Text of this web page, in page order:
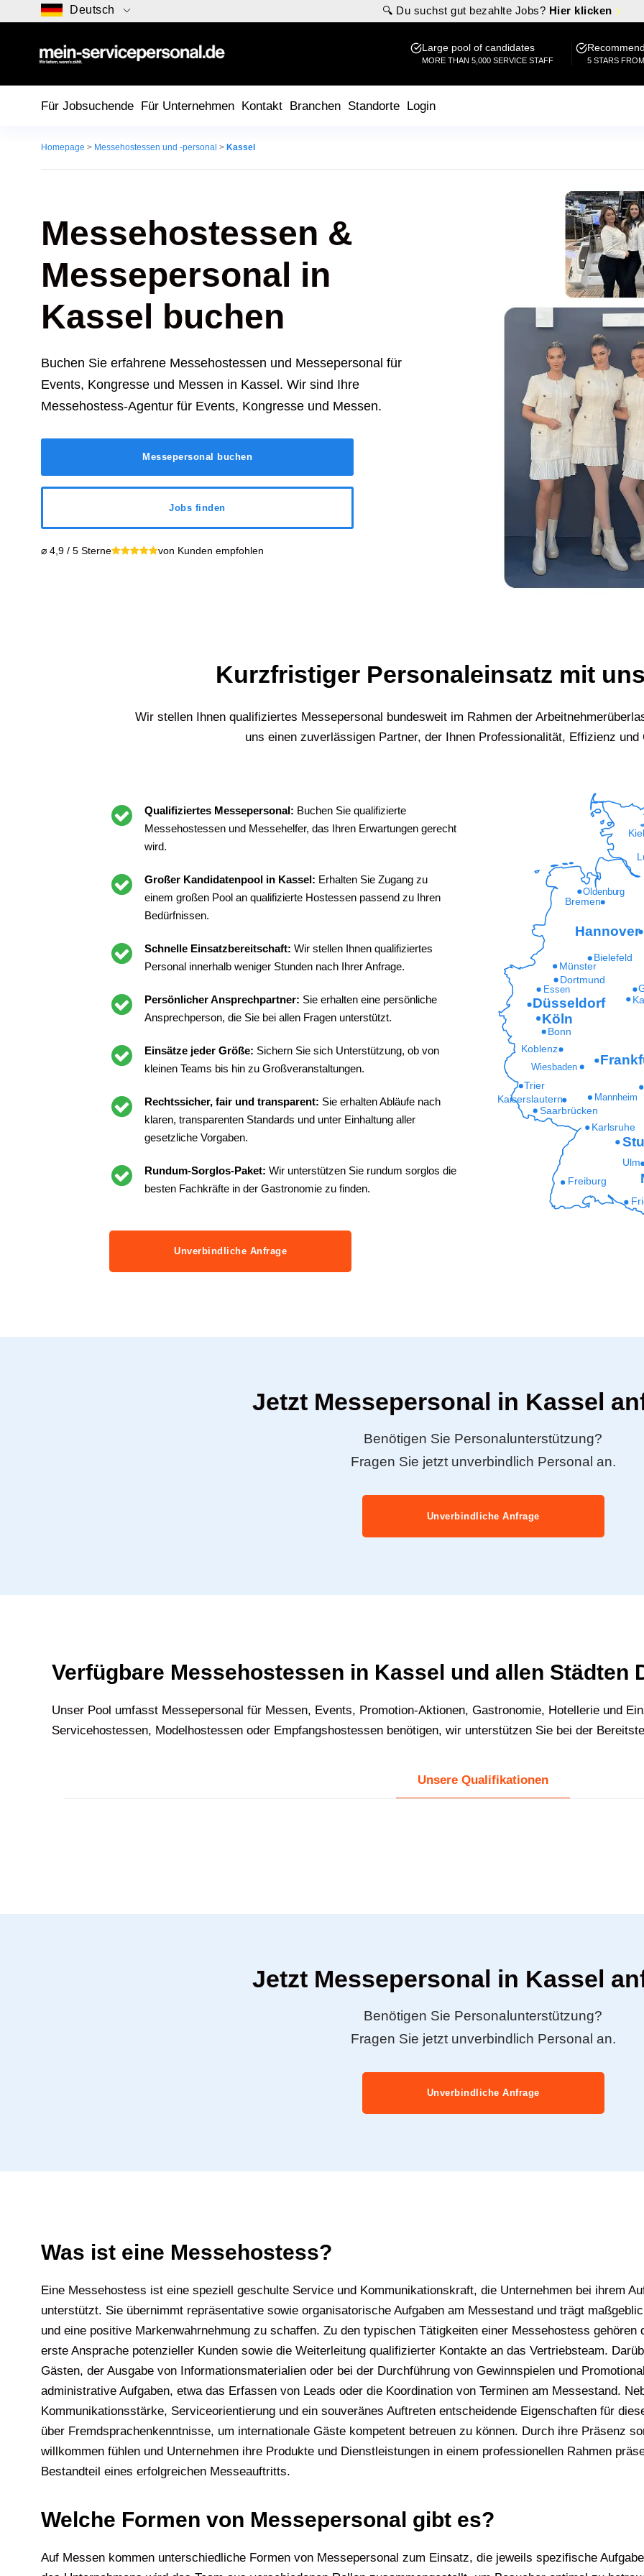
Deutsch 🔍 Du suchst gut bezahlte Jobs? Hier klicken
Large pool of candidates
MORE THAN 5,000 SERVICE STAFF 5 STARS
Für Jobsuchende Für Unternehmen Kontakt Branchen Standorte Login
Homepage > Messehostessen und -personal > Kassel
Messehostessen &
Messepersonal in
Kassel buchen
Buchen Sie erfahrene Messehostessen und Messepersonal für
Events, Kongresse und Messen in Kassel. Wir sind Ihre
Messehostess-Agentur für Events, Kongresse und Messen.
Messepersonal buchen
Jobs finden
⌀ 4,9 / 5 Sterne von Kunden empfohlen
Kurzfristiger Personaleinsatz mit
Wir stellen Ihnen qualifiziertes Messepersonal bundesweit im Rahmen der
uns einen zuverlässigen Partner, der Ihnen Professionalität, Effizienz und
Qualifiziertes Messepersonal: Buchen Sie qualifizierte
Messehostessen und Messehelfer, das Ihren Erwartungen gerecht
wird.
Großer Kandidatenpool in Kassel: Erhalten Sie Zugang zu
einem großen Pool an qualifizierte Hostessen passend zu Ihren
Bedürfnissen.
Schnelle Einsatzbereitschaft: Wir stellen Ihnen qualifiziertes
Personal innerhalb weniger Stunden nach Ihrer Anfrage.
Persönlicher Ansprechpartner: Sie erhalten eine persönliche
Ansprechperson, die Sie bei allen Fragen unterstützt.
Einsätze jeder Größe: Sichern Sie sich Unterstützung, ob von
kleinen Teams bis hin zu Großveranstaltungen.
Rechtssicher, fair und transparent: Sie erhalten Abläufe nach
klaren, transparenten Standards und unter Einhaltung aller
gesetzliche Vorgaben.
Rundum-Sorglos-Paket: Wir unterstützen Sie rundum sorglos die
besten Fachkräfte in der Gastronomie zu finden.
Unverbindliche Anfrage
Freiburg
Ulm
Karlsruhe
Saarbrücken
Kaiserslautern Mannheim
Trier
Wiesbaden
Koblenz
Bonn
Essen
Dortmund
Münster
Bielefeld
Oldenburg
Kiel
Köln
Düsseldorf
Hannover
Bremen
Jetzt Messepersonal in Kassel
Benötigen Sie Personalunterstützung?
Fragen Sie jetzt unverbindlich Personal an.
Unverbindliche Anfrage
Verfügbare Messehostessen in Kassel und allen Städten
U‍nser Pool umfasst Messepersonal für Messen, Events, Promotion-Aktionen, Gastronomie, Hotellerie und
Servicehostessen, Modelhostessen oder Empfangshostessen benötigen, wir unterstützen Sie bei der
Unsere Qualifikationen
Jetzt Messepersonal in Kassel
Benötigen Sie Personalunterstützung?
Fragen Sie jetzt unverbindlich Personal an.
Unverbindliche Anfrage
Was ist eine Messehostess?
Eine Messehostess ist eine speziell geschulte Service und Kommunikationskraft, die Unternehmen bei ihrem
unterstützt. Sie übernimmt repräsentative sowie organisatorische Aufgaben am Messestand und trägt
und eine positive Markenwahrnehmung zu schaffen. Zu den typischen Tätigkeiten einer Messehostess
erste Ansprache potenzieller Kunden sowie die Weiterleitung qualifizierter Kontakte an das Vertriebsteam.
Gästen, der Ausgabe von Informationsmaterialien oder bei der Durchführung von Gewinnspielen und
administrative Aufgaben, etwa das Erfassen von Leads oder die Koordination von Terminen am Messestand.
Kommunikationsstärke, Serviceorientierung und ein souveränes Auftreten entscheidende Eigenschaften für
über Fremdsprachenkenntnisse, um internationale Gäste kompetent betreuen zu können. Durch ihre Präsenz
willkommen fühlen und Unternehmen ihre Produkte und Dienstleistungen in einem professionellen Rahmen
Bestandteil eines erfolgreichen Messeauftritts.
Welche Formen von Messepersonal gibt es?
Auf Messen kommen unterschiedliche Formen von Messepersonal zum Einsatz, die jeweils spezifische